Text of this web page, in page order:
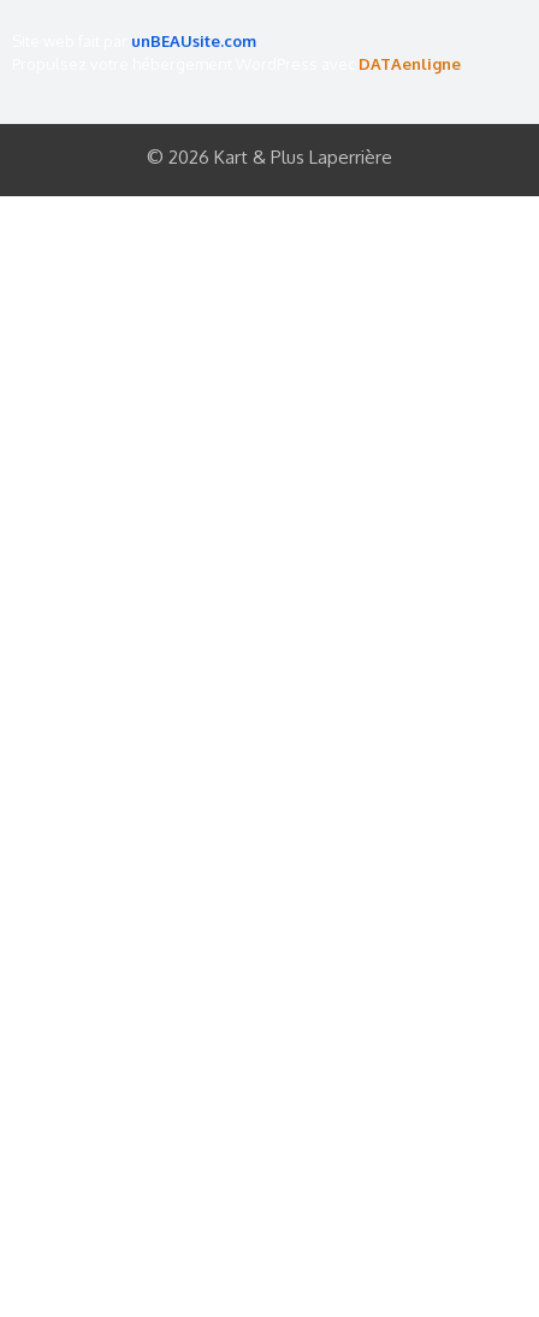
unBEAUsite.com
DATAenligne
© 2026 Kart & Plus Laperrière